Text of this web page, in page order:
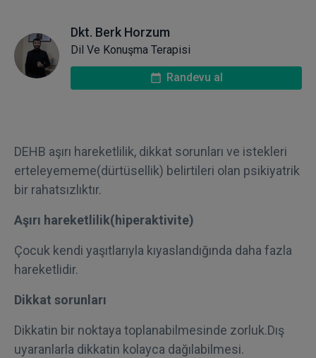
Dkt. Berk Horzum
Dil Ve Konuşma Terapisi
Randevu al
DEHB aşırı hareketlilik, dikkat sorunları ve istekleri
erteleyememe(dürtüsellik) belirtileri olan psikiyatrik
bir rahatsızlıktır.
Aşırı hareketlilik(hiperaktivite)
Çocuk kendi yaşıtlarıyla kıyaslandığında daha fazla
hareketlidir.
Dikkat sorunları
Dikkatin bir noktaya toplanabilmesinde zorluk.Dış
uyaranlarla dikkatin kolayca dağılabilmesi.